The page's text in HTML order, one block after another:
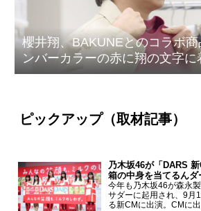
櫻井翔、BAKUNEとのコラボ
ンバーカラーの赤に翔の文字に
ザイン
ピックアップ（取材記事）
乃木坂46が「DARS
箱の中身を当てるんダ
今年も乃木坂46が森永
サダーに起用され、9月
る新CMに出演。CMに